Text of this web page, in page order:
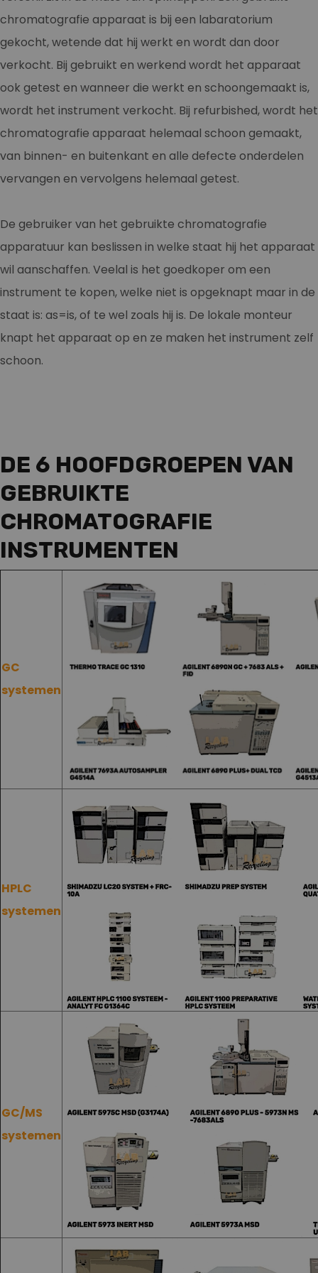
chromatografie apparaat is bij een labaratorium
gekocht, wetende dat hij werkt en wordt dan door
verkocht. Bij gebruikt en werkend wordt het apparaat
ook getest en wanneer die werkt en schoongemaakt is,
wordt het instrument verkocht. Bij refurbished, wordt het
chromatografie apparaat helemaal schoon gemaakt,
van binnen- en buitenkant en alle defecte onderdelen
vervangen en vervolgens helemaal getest.
De gebruiker van het gebruikte chromatografie
apparatuur kan beslissen in welke staat hij het apparaat
wil aanschaffen. Veelal is het goedkoper om een
instrument te kopen, welke niet is opgeknapt maar in de
staat is: as=is, of te wel zoals hij is. De lokale monteur
knapt het apparaat op en ze maken het instrument zelf
schoon.
DE 6 HOOFDGROEPEN VAN
GEBRUIKTE
CHROMATOGRAFIE
INSTRUMENTEN
GC
systemen
HPLC
systemen
GC/MS
systemen